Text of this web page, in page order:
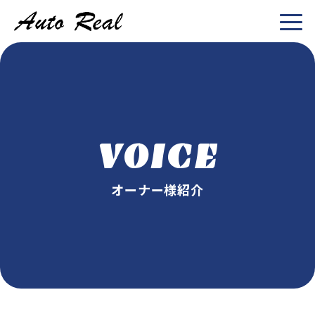
VOICE
オーナー様紹介